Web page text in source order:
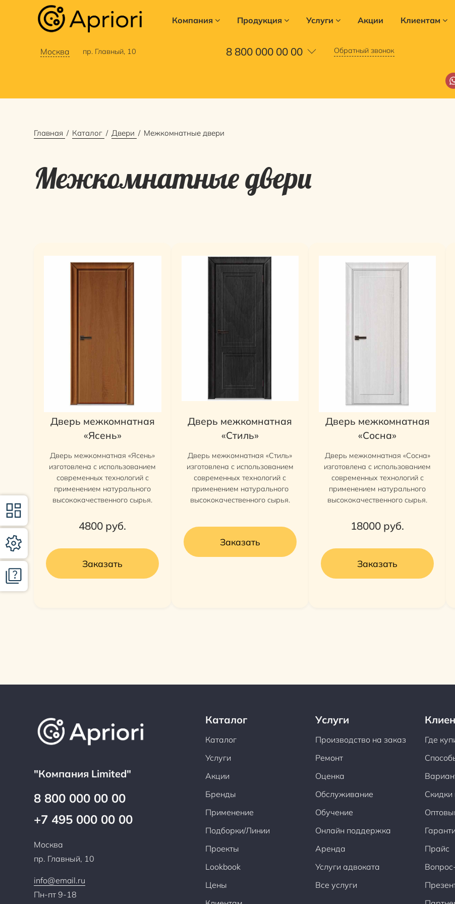
Компания Продукция Услуги Акции Клиентам
Москва пр. Главный, 10 8 800 000 00 00 Обратный звонок
Главная Каталог Двери Межкомнатные двери
Межкомнатные двери
Дверь межкомнатная
«Ясень»
Дверь межкомнатная «Ясень»
изготовлена с использованием
современных технологий с
применением натурального
высококачественного сырья.
4800 руб.
Заказать
Дверь межкомнатная
«Стиль»
Дверь межкомнатная «Стиль»
изготовлена с использованием
современных технологий с
применением натурального
высококачественного сырья.
Заказать
Дверь межкомнатная
«Сосна»
Дверь межкомнатная «Сосна»
изготовлена с использованием
современных технологий с
применением натурального
высококачественного сырья.
18000 руб.
Заказать
"Компания Limited"
8 800 000 00 00
+7 495 000 00 00
Москва
пр. Главный, 10
info@email.ru
Пн-пт 9-18
Каталог
Каталог
Услуги
Акции
Бренды
Применение
Подборки/Линии
Проекты
Lookbook
Цены
Услуги
Производство на заказ
Ремонт
Оценка
Обслуживание
Обучение
Онлайн поддержка
Аренда
Услуги адвоката
Все услуги
Где
Скидки
Прайс